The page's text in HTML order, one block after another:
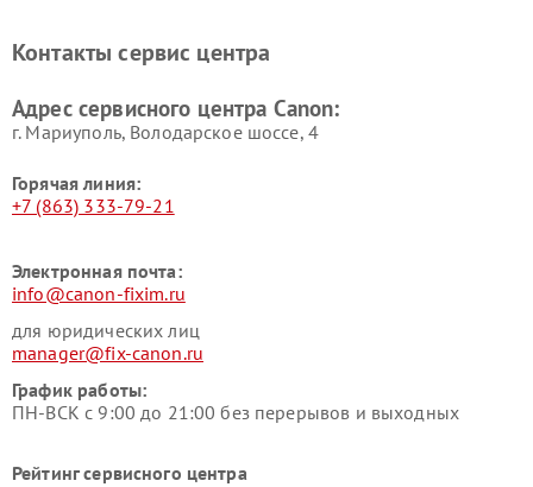
Контакты сервис центра
Адрес сервисного центра Canon:
г. Мариуполь, Володарское шоссе, 4
Горячая линия:
+7 (863) 333-79-21
Электронная почта:
info@canon-fixim.ru
для юридических лиц
manager@fix-canon.ru
График работы:
ПН-ВСК с 9:00 до 21:00 без перерывов и выходных
Рейтинг сервисного центра